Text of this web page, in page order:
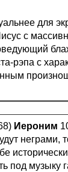
для
с
рэпа с
Иероним
неграми,
под музыку